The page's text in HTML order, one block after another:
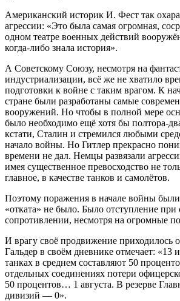
Американский историк И. Фест так
агрессии: «Это была самая огромная,
одном театре военных действий
когда-либо знала история».
А Советскому Союзу, несмотря на
индустриализации, всё же не хватило
подготовки к войне с таким врагом. К
стране были разработаны самые
вооружений. Но чтобы в полной мере
было необходимо ещё хотя бы полтора-
кстати, Сталин и стремился любыми
начало войны. Но Гитлер прекрасно
времени не дал. Немцы развязали
имея существенное превосходство не
главное, в качестве танков и самолётов.
Поэтому поражения в начале войны
«отката» не было. Было отступление
сопротивлении, несмотря на огромные
И врагу своё продвижение приходилось
Гальдер в своём дневнике отмечает: «13
танках в среднем составляют 50
отдельных соединениях потери
50 процентов… 1 августа. В резерве
дивизий — 0».